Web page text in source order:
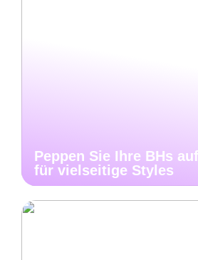
Peppen Sie Ihre BHs
für vielseitige Styles